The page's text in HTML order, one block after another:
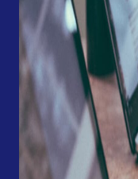
Tributario e